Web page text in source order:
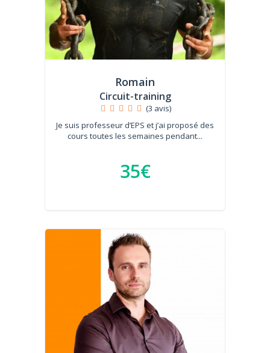
Romain
Circuit-training
(3 avis)
Je suis professeur d’EPS et j’ai proposé des
cours toutes les semaines pendant...
35€